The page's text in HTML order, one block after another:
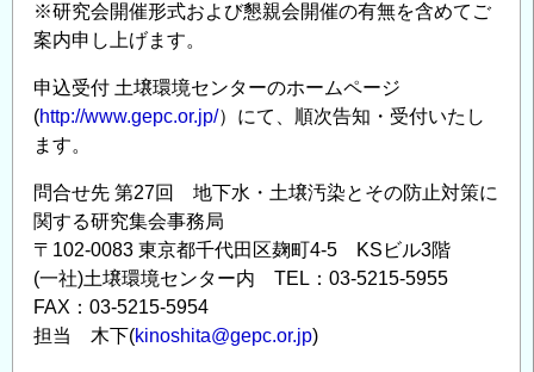
※研究会開催形式および懇親会開催の有無を含めてご
案内申し上げます。
申込受付 土壌環境センターのホームページ
(http://www.gepc.or.jp/）にて、順次告知・受付いたし
ます。
問合せ先 第27回 地下水・土壌汚染とその防止対策に
関する研究集会事務局
〒102-0083 東京都千代田区麹町4-5 KSビル3階
(一社)土壌環境センター内 TEL：03-5215-5955
FAX：03-5215-5954
担当 木下(kinoshita@gepc.or.jp)